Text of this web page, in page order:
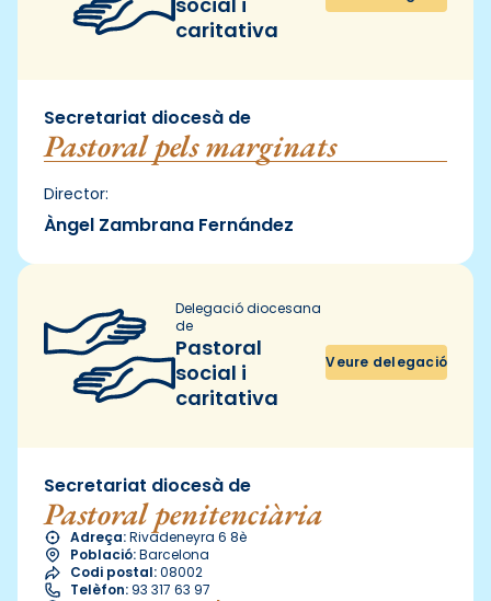
caritativa
Secretariat diocesà de
Pastoral pels marginats
Director:
Àngel Zambrana Fernández
Delegació diocesana
de
Pastoral
social i
caritativa
Veure delegació
Secretariat diocesà de
Pastoral penitenciària
Adreça:Rivadeneyra 6 8è
Població:Barcelona
Codi postal:08002
Telèfon: 93 317 63 97